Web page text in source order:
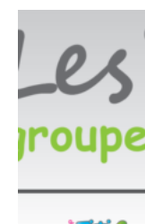
Titi
transporte
les
jeunes
et
se
développe